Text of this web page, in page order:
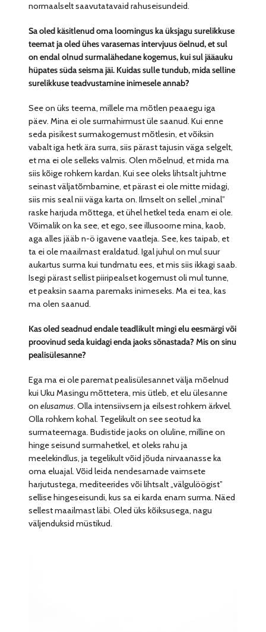
normaalselt saavutatavaid rahuseisundeid.
Sa oled käsitlenud oma loomingus ka üksjagu surelikkuse
teemat ja oled ühes varasemas intervjuus öelnud, et sul
on endal olnud surmalähedane kogemus, kui sul jääauku
hüpates süda seisma jäi. Kuidas sulle tundub, mida selline
surelikkuse teadvustamine inimesele annab?
See on üks teema, millele ma mõtlen peaaegu iga
päev. Mina ei ole surmahirmust üle saanud. Kui enne
seda pisikest surmakogemust mõtlesin, et võiksin
vabalt iga hetk ära surra, siis pärast tajusin väga selgelt,
et ma ei ole selleks valmis. Olen mõelnud, et mida ma
siis kõige rohkem kardan. Kui see oleks lihtsalt juhtme
seinast väljatõmbamine, et pärast ei ole mitte midagi,
siis mis seal nii väga karta on. Ilmselt on sellel „minal”
raske harjuda mõttega, et ühel hetkel teda enam ei ole.
Võimalik on ka see, et ego, see illusoorne mina, kaob,
aga alles jääb n-ö igavene vaatleja. See, kes taipab, et
ta ei ole maailmast eraldatud. Igal juhul on mul suur
aukartus surma kui tundmatu ees, et mis siis ikkagi saab.
Isegi pärast sellist piiripealset kogemust oli mul tunne,
et peaksin saama paremaks inimeseks. Ma ei tea, kas
ma olen saanud.
Kas oled seadnud endale teadlikult mingi elu eesmärgi või
proovinud seda kuidagi enda jaoks sõnastada? Mis on sinu
pealisülesanne?
Ega ma ei ole paremat pealisülesannet välja mõelnud
kui Uku Masingu mõttetera, mis ütleb, et elu ülesanne
onelusamus. Olla intensiivsem ja eilsest rohkem ärkvel.
Olla rohkem kohal. Tegelikult on see seotud ka
surmateemaga. Budistide jaoks on oluline, milline on
hinge seisund surmahetkel, et oleks rahu ja
meelekindlus, ja tegelikult võid jõuda nirvaanasse ka
oma eluajal. Võid leida nendesamade vaimsete
harjutustega, mediteerides või lihtsalt „välgulöögist”
sellise hingeseisundi, kus sa ei karda enam surma. Näed
sellest maailmast läbi. Oled üks kõiksusega, nagu
väljenduksid müstikud.